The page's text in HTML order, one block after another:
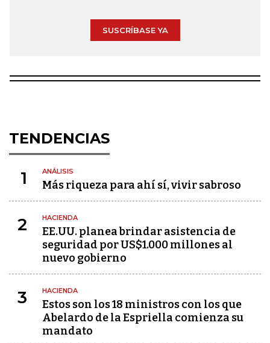
SUSCRÍBASE YA
TENDENCIAS
1 ANÁLISIS
Más riqueza para ahí sí, vivir sabroso
2 HACIENDA
EE.UU. planea brindar asistencia de
seguridad por US$1.000 millones al
nuevo gobierno
3 HACIENDA
Estos son los 18 ministros con los que
Abelardo de la Espriella comienza su
mandato